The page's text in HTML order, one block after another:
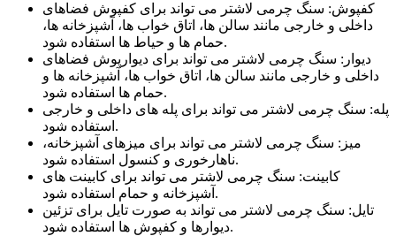
کفپوش: سنگ چرمی لاشتر می تواند برای کفپوش فضاهای
داخلی و خارجی مانند سالن ها، اتاق خواب ها، آشپزخانه ها،
حمام ها و حیاط ها استفاده شود.
دیوار: سنگ چرمی لاشتر می تواند برای دیوارپوش فضاهای
داخلی و خارجی مانند سالن ها، اتاق خواب ها، آشپزخانه ها و
حمام ها استفاده شود.
پله: سنگ چرمی لاشتر می تواند برای پله های داخلی و خارجی
استفاده شود.
میز: سنگ چرمی لاشتر می تواند برای میزهای آشپزخانه،
ناهارخوری و کنسول استفاده شود.
کابینت: سنگ چرمی لاشتر می تواند برای کابینت های
آشپزخانه و حمام استفاده شود.
تایل: سنگ چرمی لاشتر می تواند به صورت تایل برای تزئین
دیوارها و کفپوش ها استفاده شود.